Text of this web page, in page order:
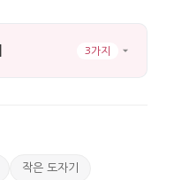
3가지
작은 도자기